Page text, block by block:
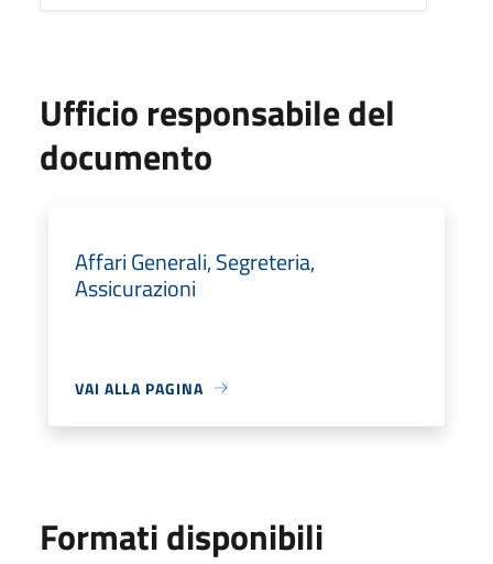
Ufficio responsabile del
documento
Affari Generali, Segreteria,
Assicurazioni
VAI ALLA PAGINA
Formati disponibili